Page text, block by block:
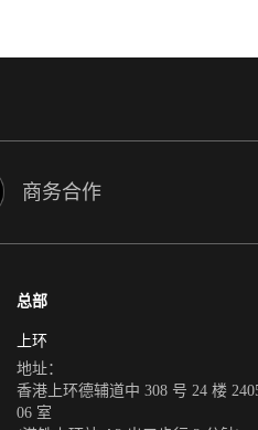
商务合作
总部
上环
地址：
香港上环德辅道中 308 号 24 楼
06 室